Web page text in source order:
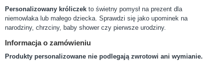
Personalizowany króliczek to świetny pomysł na prezent dla
niemowlaka lub małego dziecka. Sprawdzi się jako upominek na
narodziny, chrzciny, baby shower czy pierwsze urodziny.
Informacja o zamówieniu
Produkty personalizowane nie podlegają zwrotowi ani wymianie.